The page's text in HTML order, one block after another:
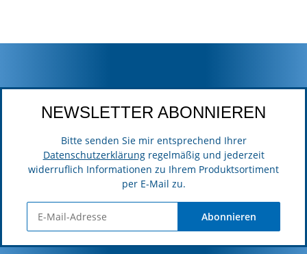
NEWSLETTER ABONNIEREN
Bitte senden Sie mir entsprechend Ihrer
Datenschutzerklärungregelmäßig und jederzeit
widerruflich Informationen zu Ihrem Produktsortiment
per E-Mail zu.
Abonnieren